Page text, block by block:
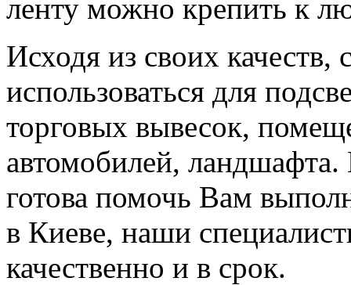
ленту можно крепить к
Исходя из своих
использоваться для
торговых вывесок,
автомобилей,
готова помочь Вам
в Киеве, наши
качественно и в срок.